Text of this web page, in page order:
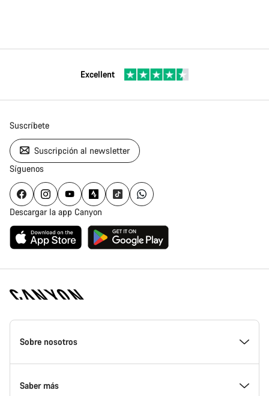
Excellent
Suscríbete
Suscripción al newsletter
Síguenos
Descargar la app Canyon
Canyon
Homepage
Sobre nosotros
Conoce Canyon
Saber más